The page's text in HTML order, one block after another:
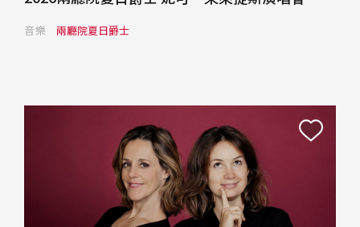
音樂 兩廳院夏日爵士